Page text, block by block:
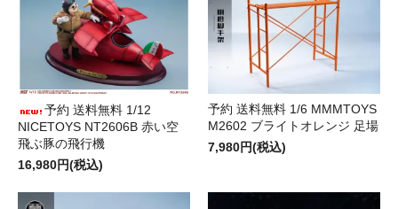
予約 送料無料 1/12
NICETOYS NT2606B 赤い空
飛ぶ豚の飛行機
16,980円(税込)
予約 送料無料 1/6 MMMTOYS
M2602 ブライトオレンジ 足場
7,980円(税込)